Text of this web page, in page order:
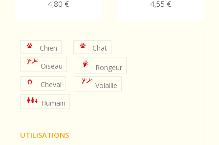
4,80 € 4,55 €
Chien
Chat
Oiseau
Rongeur
Cheval
Volaille
Humain
UTILISATIONS